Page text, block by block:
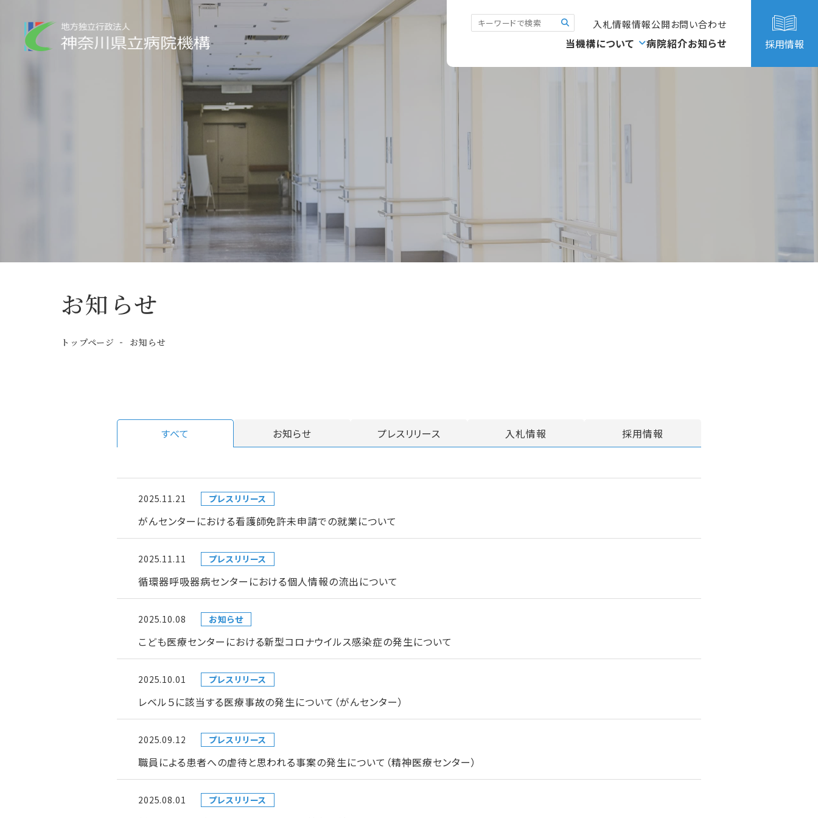
入札情報情報公開お問い合わせ
当機構について 病院紹介お知らせ 採用情報
お知らせ
トップページ お知らせ
すべて お知らせ プレスリリース 入札情報 採用情報
2025.11.21 プレスリリース
がんセンターにおける看護師免許未申請での就業について
2025.11.11 プレスリリース
循環器呼吸器病センターにおける個人情報の流出について
2025.10.08 お知らせ
こども医療センターにおける新型コロナウイルス感染症の発生について
2025.10.01 プレスリリース
レベル５に該当する医療事故の発生について（がんセンター）
2025.09.12 プレスリリース
職員による患者への虐待と思われる事案の発生について（精神医療センター）
2025.08.01 プレスリリース